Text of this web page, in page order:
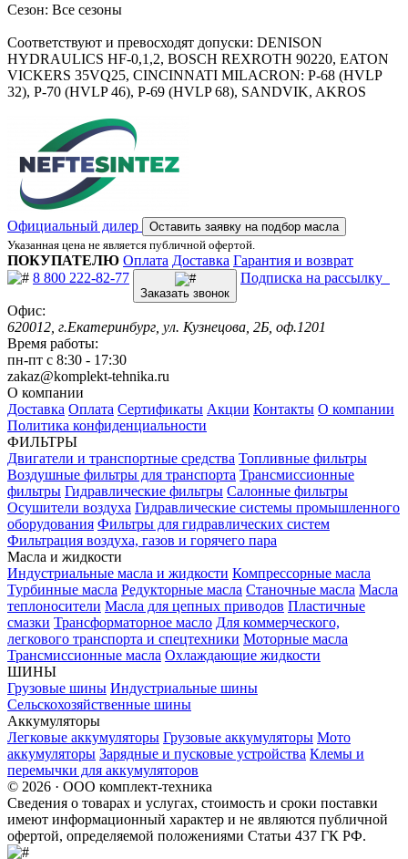
Сезон: Все сезоны
Соответствуют и превосходят допуски: DENISON
HYDRAULICS HF-0,1,2, BOSCH REXROTH 90220, EATON
VICKERS 35VQ25, CINCINNATI MILACRON: P-68 (HVLP
32), P-70 (HVLP 46), P-69 (HVLP 68), SANDVIK, AKROS
Официальный дилер
Оставить заявку на подбор масла
Указанная цена не является публичной офертой.
ПОКУПАТЕЛЮ Оплата Доставка Гарантия и возврат
8 800 222-82-77
Заказать звонок
Подписка на рассылку
Офис:
620012, г.Екатеринбург, ул. Кузнецова, 2Б, оф.1201
Время работы:
пн-пт с 8:30 - 17:30
zakaz@komplekt-tehnika.ru
О компании
Доставка Оплата Сертификаты Акции Контакты О компании
Политика конфиденциальности
ФИЛЬТРЫ
Двигатели и транспортные средства Топливные фильтры
Воздушные фильтры для транспорта Трансмиссионные
фильтры Гидравлические фильтры Салонные фильтры
Осушители воздуха Гидравлические системы промышленного
оборудования Фильтры для гидравлических систем
Фильтрация воздуха, газов и горячего пара
Масла и жидкости
Индустриальные масла и жидкости Компрессорные масла
Турбинные масла Редукторные масла Станочные масла Масла
теплоносители Масла для цепных приводов Пластичные
смазки Трансформаторное масло Для коммерческого,
легкового транспорта и спецтехники Моторные масла
Трансмиссионные масла Охлаждающие жидкости
ШИНЫ
Грузовые шины Индустриальные шины
Сельскохозяйственные шины
Аккумуляторы
Легковые аккумуляторы Грузовые аккумуляторы Мото
аккумуляторы Зарядные и пусковые устройства Клемы и
перемычки для аккумуляторов
© 2026 · ООО комплект-техника
Сведения о товарах и услугах, стоимость и сроки поставки
имеют информационный характер и не являются публичной
офертой, определяемой положениями Статьи 437 ГК РФ.